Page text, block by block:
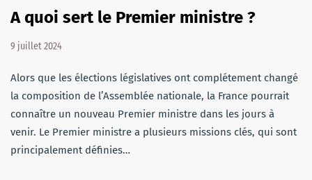
A quoi sert le Premier ministre ?
9 juillet 2024
Alors que les élections législatives ont complétement changé
la composition de l’Assemblée nationale, la France pourrait
connaître un nouveau Premier ministre dans les jours à
venir. Le Premier ministre a plusieurs missions clés, qui sont
principalement définies…